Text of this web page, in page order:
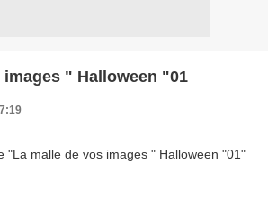
images " Halloween "01